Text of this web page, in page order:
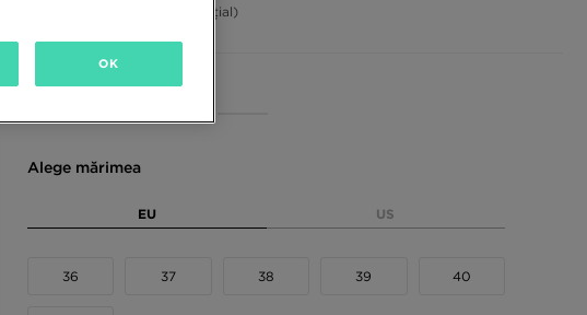
(Prețul inițial)
Culori disponibile
Alege mărimea
EU US
36 37 38 39 40
OK